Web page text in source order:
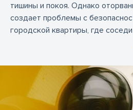
тишины и покоя. Однако
создает проблемы с
городской квартиры, где соседи